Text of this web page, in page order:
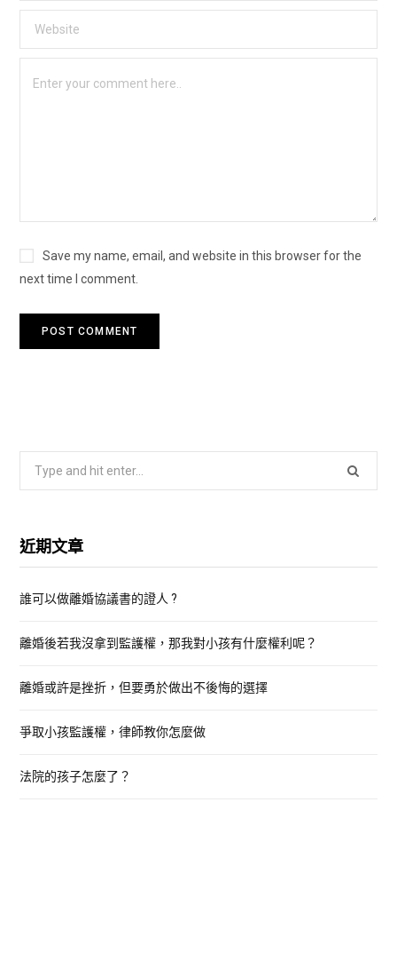
Save my name, email, and website in this browser for the
next time I comment.
c
f
r
近期文章
誰可以做離婚協議書的證人 ?
離婚後若我沒拿到監護權，那我對小孩有什麼權利呢？
離婚或許是挫折，但要勇於做出不後悔的選擇
爭取小孩監護權，律師教你怎麼做
法院的孩子怎麼了？